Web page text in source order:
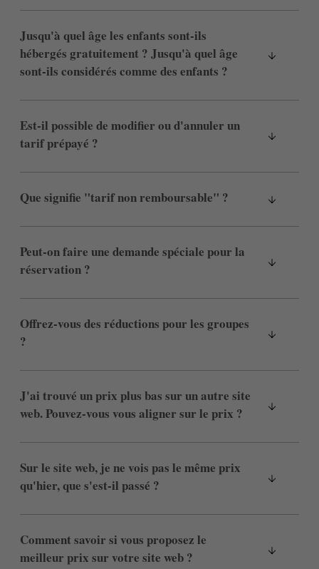
Jusqu'à quel âge les enfants sont-ils
hébergés gratuitement ? Jusqu'à quel âge
sont-ils considérés comme des enfants ?
Est-il possible de modifier ou d'annuler un
tarif prépayé ?
Que signifie "tarif non remboursable" ?
Peut-on faire une demande spéciale pour la
réservation ?
Offrez-vous des réductions pour les groupes
?
J'ai trouvé un prix plus bas sur un autre site
web. Pouvez-vous vous aligner sur le prix ?
Sur le site web, je ne vois pas le même prix
qu'hier, que s'est-il passé ?
Comment savoir si vous proposez le
meilleur prix sur votre site web ?